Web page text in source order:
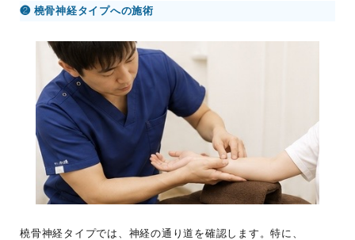
❷ 橈骨神経タイプへの施術
橈骨神経タイプでは、神経の通り道を確認します。特に、